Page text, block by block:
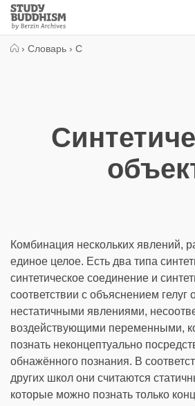
Close
Study
Buddhism
› Словарь › С
Комбинация нескольких явлений,
единое целое. Есть два типа
синтетическое соединение и
соответствии с объяснением гелуг
нестатичными явлениями,
воздействующими переменными,
познать неконцептуально
обнажённого познания. В
других школ они считаются
которые можно познать только